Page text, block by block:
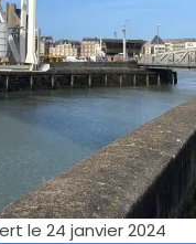
le 24 janvier 2024